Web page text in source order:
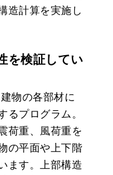
造計算を実施し
を検証してい
物の各部材に
るプログラム。
荷重、風荷重を
の平面や上下階
ます。上部構造